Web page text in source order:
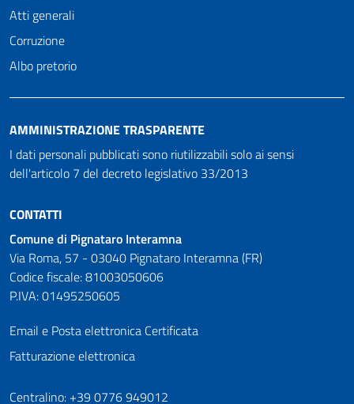
Atti generali
Corruzione
Albo pretorio
AMMINISTRAZIONE TRASPARENTE
I dati personali pubblicati sono riutilizzabili solo ai sensi
dell'articolo 7 del decreto legislativo 33/2013
CONTATTI
Comune di Pignataro Interamna
Via Roma, 57 - 03040 Pignataro Interamna (FR)
Codice fiscale: 81003050606
P.IVA: 01495250605
Email e Posta elettronica Certificata
Fatturazione elettronica
Numeri utili
Centralino: +39 0776 949012